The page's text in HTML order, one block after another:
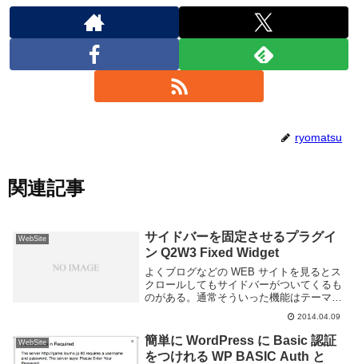
ryomatsu
関連記事
WebSite
サイドバーを固定させるプラグイ
ン Q2W3 Fixed Widget
よくブログなどの WEB サイトを見るとス
クロールしてもサイドバーがついてくるも
のがある。通常そういった機能はテーマ内
に JavaScript を書くなどして実装するの
だけど、プラグインを導入する事でも対応
できる。公式の動画もあるようだ。以...
2014.04.09
WebSite
簡単に WordPress に Basic 認証
をつけれる WP BASIC Auth と